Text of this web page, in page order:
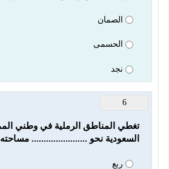
الصمان
الحسمى
نجد
6
السعودية نحو ....................... مساحته
ربع